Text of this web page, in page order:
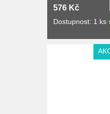
576 Kč
Dostupnost: 1 ks